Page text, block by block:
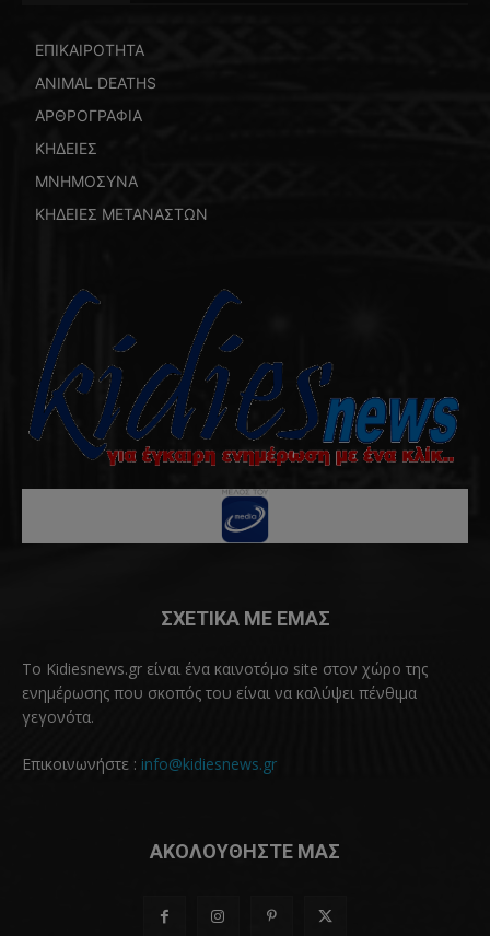
ΕΠΙΚΑΙΡΟΤΗΤΑ
ANIMAL DEATHS
ΑΡΘΡΟΓΡΑΦΙΑ
ΚΗΔΕΙΕΣ
ΜΝΗΜΟΣΥΝΑ
ΚΗΔΕΙΕΣ ΜΕΤΑΝΑΣΤΩΝ
ΣΧΕΤΙΚΑ ΜΕ ΕΜΑΣ
Το Kidiesnews.gr είναι ένα καινοτόμο site στον χώρο της
ενημέρωσης που σκοπός του είναι να καλύψει πένθιμα
γεγονότα.
Επικοινωνήστε : info@kidiesnews.gr
ΑΚΟΛΟΥΘΗΣΤΕ ΜΑΣ